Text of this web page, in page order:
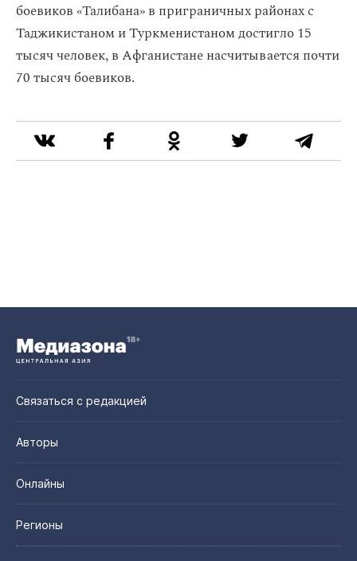
боевиков «Талибана» в приграничных районах с
Таджикистаном и Туркменистаном достигло 15
тысяч человек, в Афганистане насчитывается почти
70 тысяч боевиков.
Связаться с редакцией
Авторы
Онлайны
Регионы